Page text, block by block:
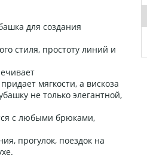
для создания
стиля, простоту линий и
мягкости, а вискоза
не только элегантной,
с любыми брюками,
прогулок, поездок на